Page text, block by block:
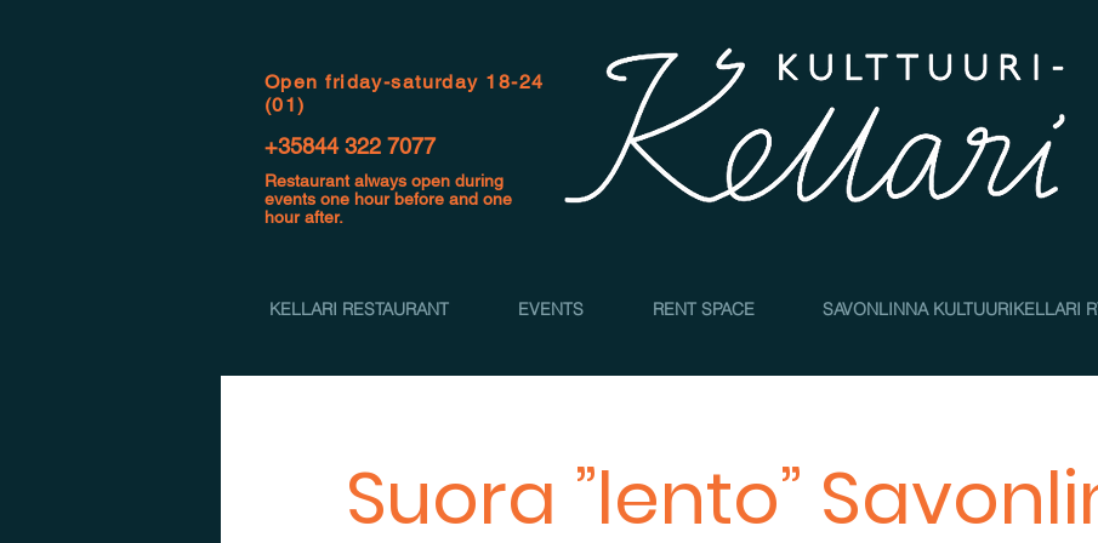
Open friday-saturday 18-24
(01)
+35844 322 7077
Restaurant always open during
events one hour before and one
hour after.
KELLARI RESTAURANT EVENTS RENT SPACE SAVONLINNA KULTUURIKELLARI
Suora ”lento”